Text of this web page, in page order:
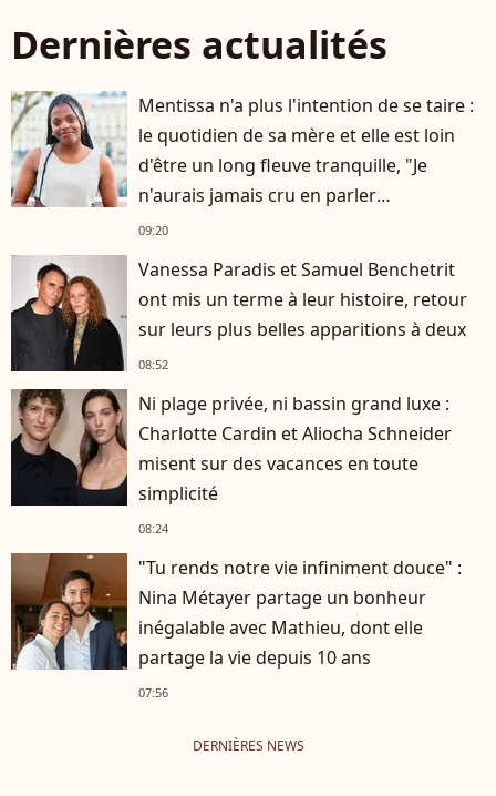
Dernières actualités
Mentissa n'a plus l'intention de se taire :
le quotidien de sa mère et elle est loin
d'être un long fleuve tranquille, "Je
n'aurais jamais cru en parler
publiquement"
09:20
Vanessa Paradis et Samuel Benchetrit
ont mis un terme à leur histoire, retour
sur leurs plus belles apparitions à deux
08:52
Ni plage privée, ni bassin grand luxe :
Charlotte Cardin et Aliocha Schneider
misent sur des vacances en toute
simplicité
08:24
"Tu rends notre vie infiniment douce" :
Nina Métayer partage un bonheur
inégalable avec Mathieu, dont elle
partage la vie depuis 10 ans
07:56
DERNIÈRES NEWS